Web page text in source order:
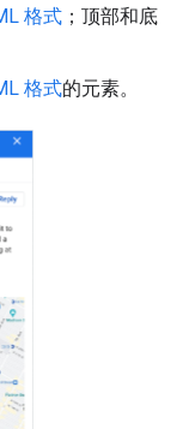
格式 ；顶部和底
格式的元素。